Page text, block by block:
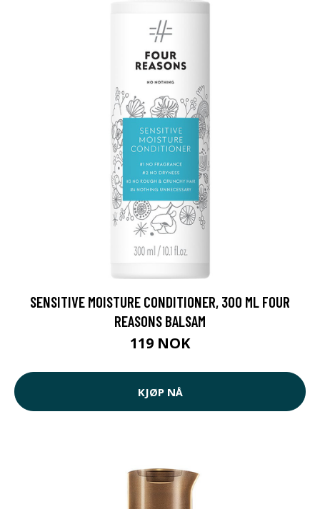
SENSITIVE MOISTURE CONDITIONER, 300 ML FOUR
REASONS BALSAM
119 NOK
KJØP NÅ